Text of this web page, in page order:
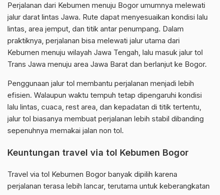
Perjalanan dari Kebumen menuju Bogor umumnya melewati
jalur darat lintas Jawa. Rute dapat menyesuaikan kondisi lalu
lintas, area jemput, dan titik antar penumpang. Dalam
praktiknya, perjalanan bisa melewati jalur utama dari
Kebumen menuju wilayah Jawa Tengah, lalu masuk jalur tol
Trans Jawa menuju area Jawa Barat dan berlanjut ke Bogor.
Penggunaan jalur tol membantu perjalanan menjadi lebih
efisien. Walaupun waktu tempuh tetap dipengaruhi kondisi
lalu lintas, cuaca, rest area, dan kepadatan di titik tertentu,
jalur tol biasanya membuat perjalanan lebih stabil dibanding
sepenuhnya memakai jalan non tol.
Keuntungan travel via tol Kebumen Bogor
Travel via tol Kebumen Bogor banyak dipilih karena
perjalanan terasa lebih lancar, terutama untuk keberangkatan